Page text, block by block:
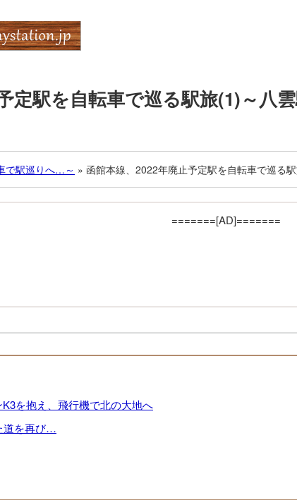
定駅を自転車で巡る駅旅(1)～八
で駅巡りへ…～ » 函館本線、2022年廃止予定駅を自転車で巡る
=======[AD]=======
を抱え、飛行機で北の大地へ
道を再び…